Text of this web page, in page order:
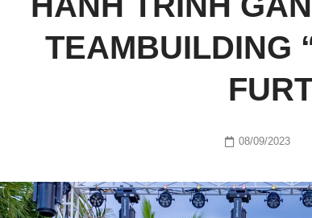
TEAMBUILDING
08/09/2023